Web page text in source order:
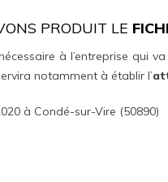
PRODUIT LE
à l’entreprise qui
notamment à établir l’
à Condé-sur-Vire (50890)